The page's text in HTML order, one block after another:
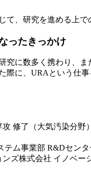
て、研究を進める上
ったきっかけ
究に数多く携わり、
際に、URAという仕
修了（大気汚染分野）
テム事業部 R&Dセン
ズ株式会社 イノベー